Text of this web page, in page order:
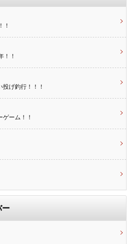
！
！！
げ釣行！！！
ーム！！
ー